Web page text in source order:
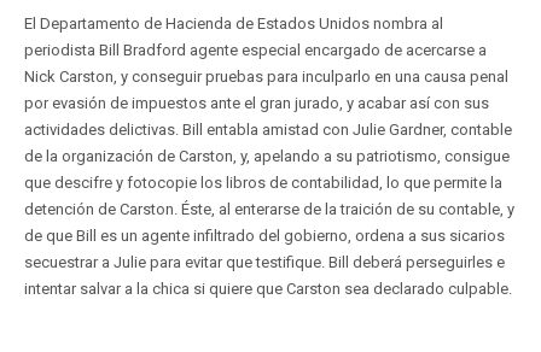
El Departamento de Hacienda de Estados Unidos nombra al
periodista Bill Bradford agente especial encargado de acercarse a
Nick Carston, y conseguir pruebas para inculparlo en una causa penal
por evasión de impuestos ante el gran jurado, y acabar así con sus
actividades delictivas. Bill entabla amistad con Julie Gardner, contable
de la organización de Carston, y, apelando a su patriotismo, consigue
que descifre y fotocopie los libros de contabilidad, lo que permite la
detención de Carston. Éste, al enterarse de la traición de su contable, y
de que Bill es un agente infiltrado del gobierno, ordena a sus sicarios
secuestrar a Julie para evitar que testifique. Bill deberá perseguirles e
intentar salvar a la chica si quiere que Carston sea declarado culpable.